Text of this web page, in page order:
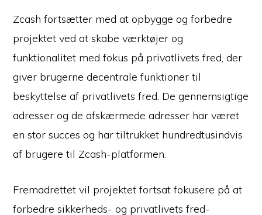
Zcash fortsætter med at opbygge og forbedre
projektet ved at skabe værktøjer og
funktionalitet med fokus på privatlivets fred, der
giver brugerne decentrale funktioner til
beskyttelse af privatlivets fred. De gennemsigtige
adresser og de afskærmede adresser har været
en stor succes og har tiltrukket hundredtusindvis
af brugere til Zcash-platformen.
Fremadrettet vil projektet fortsat fokusere på at
forbedre sikkerheds- og privatlivets fred-